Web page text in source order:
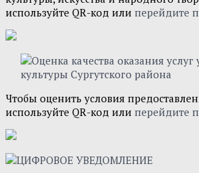
используйте QR-код или перейдите
Чтобы оценить условия
используйте QR-код или перейдите